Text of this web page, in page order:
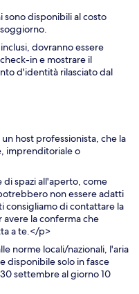
disponibili al costo
dovranno essere
in e mostrare il
d'identità rilasciato dal
host professionista, che la
imprenditoriale o
spazi all'aperto, come
non essere adatti
consigliamo di contattare la
la conferma che
a te.</p>
norme locali/nazionali, l'aria
disponibile solo in fasce
settembre al giorno 10